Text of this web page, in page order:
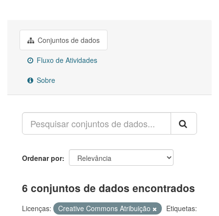
Conjuntos de dados
Fluxo de Atividades
Sobre
Ordenar por
6 conjuntos de dados encontrados
Licenças: Creative Commons Atribuição
Etiquetas: